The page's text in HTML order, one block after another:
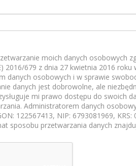
moich danych osobowych
2016/679 z dnia 27 kwietnia 2016
danych osobowych i w sprawie
danych jest dobrowolne, ale
mi prawo dostępu do swoich
Administratorem danych
122567413, NIP: 6793081969,
sposobu przetwarzania danych